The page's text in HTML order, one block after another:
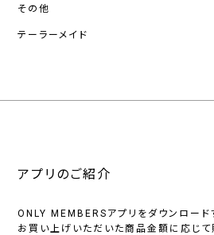
その他
テーラーメイド
アプリのご紹介
ONLY MEMBERSアプリをダウンロード
お買い上げいただいた商品金額に応じて